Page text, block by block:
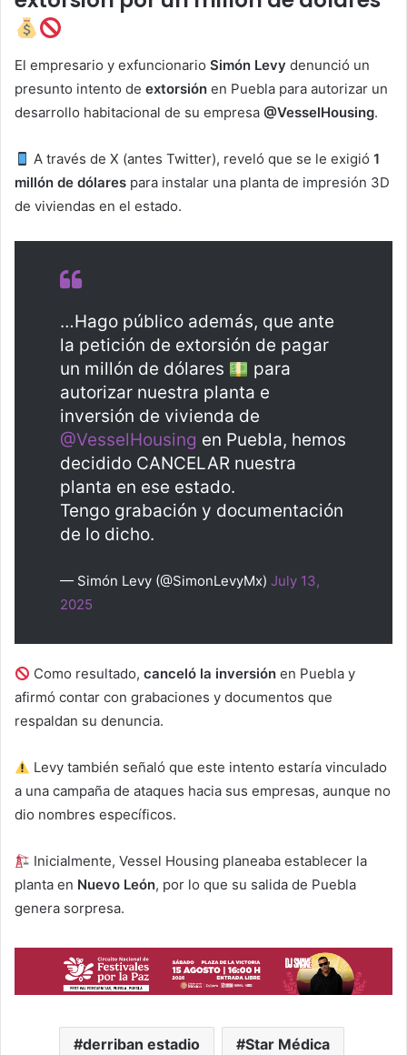
El empresario y exfuncionario Simón Levy denunció un
presunto intento de extorsión en Puebla para autorizar un
desarrollo habitacional de su empresa @VesselHousing.
A través de X (antes Twitter), reveló que se le exigió1
millón de dólares para instalar una planta de impresión 3D
de viviendas en el estado.
…Hago público además, que ante
la petición de extorsión de pagar
un millón de dólares
para
autorizar nuestra planta e
inversión de vivienda de
@VesselHousing en Puebla, hemos
decidido CANCELAR nuestra
planta en ese estado.
Tengo grabación y documentación
de lo dicho.
— Simón Levy (@SimonLevyMx) July 13,
2025
Como resultado,canceló la inversión en Puebla y
afirmó contar con grabaciones y documentos que
respaldan su denuncia.
Levy también señaló que este intento estaría vinculado
a una campaña de ataques hacia sus empresas, aunque no
dio nombres específicos.
Inicialmente, Vessel Housing planeaba establecer la
planta en Nuevo León, por lo que su salida de Puebla
genera sorpresa.
derriban estadio Star Médica